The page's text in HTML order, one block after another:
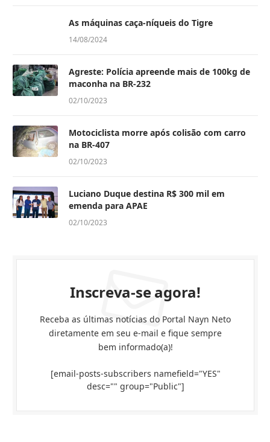
As máquinas caça-níqueis do Tigre
14/08/2024
Agreste: Polícia apreende mais de 100kg de
maconha na BR-232
02/10/2023
Motociclista morre após colisão com carro
na BR-407
02/10/2023
Luciano Duque destina R$ 300 mil em
emenda para APAE
02/10/2023
Inscreva-se agora!
Receba as últimas notícias do Portal Nayn Neto
diretamente em seu e-mail e fique sempre
bem informado(a)!
[email-posts-subscribers namefield="YES"
desc="" group="Public"]